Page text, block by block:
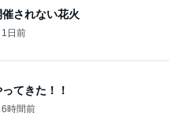
されない花火
1日前
てきた！！
6時間前